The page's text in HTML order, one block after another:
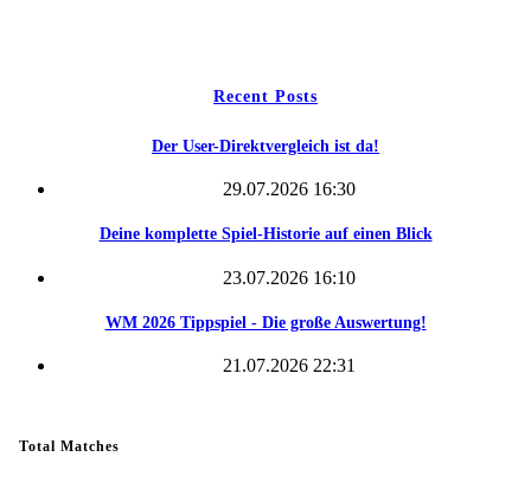
Recent Posts
Der User-Direktvergleich ist da!
29.07.2026 16:30
Deine komplette Spiel-Historie auf einen Blick
23.07.2026 16:10
WM 2026 Tippspiel - Die große Auswertung!
21.07.2026 22:31
Total Matches